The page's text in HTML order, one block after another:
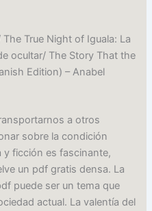
True Night of Iguala: La
ocultar/ The Story That the
Edition) – Anabel
a otros
sobre la condición
y ficción es fascinante,
un pdf gratis densa. La
puede ser un tema que
actual. La valentía del